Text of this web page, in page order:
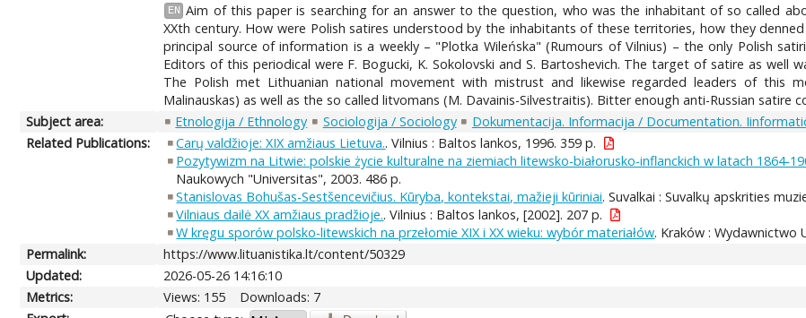
EN Aim of this paper is searching for an answer to the question, who was the inhabitant of so called
XXth century. How were Polish satires understood by the inhabitants of these territories, how they
principal source of information is a weekly – "Plotka Wileńska" (Rumours of Vilnius) – the only Polish
Editors of this periodical were F. Bogucki, K. Sokolovski and S. Bartoshevich. The target of satire as well
The Polish met Lithuanian national movement with mistrust and likewise regarded leaders of this
Malinauskas) as well as the so called litvomans (M. Davainis-Silvestraitis). Bitter enough anti-Russian
Subject area:
Etnologija / Ethnology Sociologija / Sociology Dokumentacija. Informacija / Documentation.
Related Publications:
Carų valdžioje: XIX amžiaus Lietuva.. Vilnius : Baltos lankos, 1996. 359 p.
Pozytywizm na Litwie: polskie życie kulturalne na ziemiach litewsko-białorusko-inflanckich w latach 1864-
Naukowych "Universitas", 2003. 486 p.
Stanislovas Bohušas-Sestšencevičius. Kūryba, kontekstai, mažieji kūriniai. Suvalkai : Suvalkų apskrities
Vilniaus dailė XX amžiaus pradžioje.. Vilnius : Baltos lankos, [2002]. 207 p.
W kręgu sporów polsko-litewskich na przełomie XIX i XX wieku: wybór materiałów. Kraków : Wydawnictwo
Permalink:
https://www.lituanistika.lt/content/50329
Updated:
2026-05-26 14:16:10
Metrics:
Views: 155
Downloads: 7